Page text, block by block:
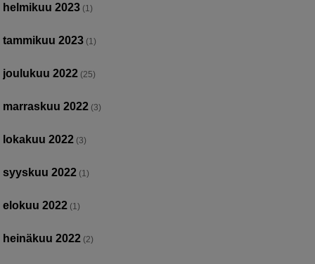
helmikuu 2023 (1)
tammikuu 2023 (1)
joulukuu 2022 (25)
marraskuu 2022 (3)
lokakuu 2022 (3)
syyskuu 2022 (1)
elokuu 2022 (1)
heinäkuu 2022 (2)